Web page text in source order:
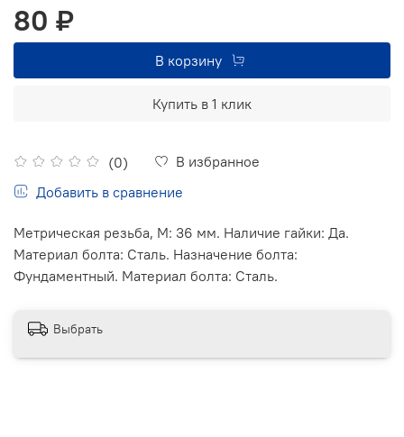
(0)
В избранное
Добавить в сравнение
80 ₽
В корзину
Купить в 1 клик
Метрическая резьба, М: 36 мм. Наличие гайки: Да.
Материал болта: Сталь. Назначение болта:
Фундаментный. Материал болта: Сталь.
Выбрать